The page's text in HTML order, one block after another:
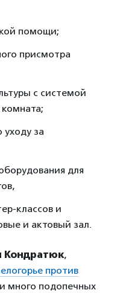
помощи;
присмотра
с системой
комната;
за
для
классов и
и актовый зал.
Кондратюк,
против
много подопечных